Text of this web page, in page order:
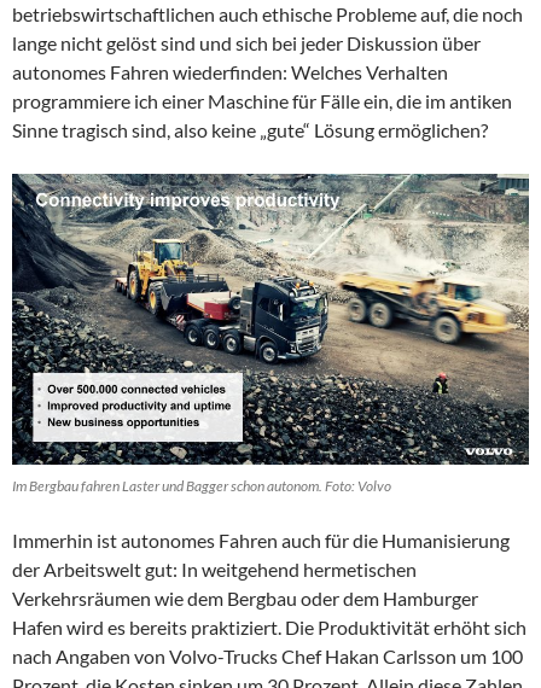
betriebswirtschaftlichen auch ethische Probleme auf, die noch
lange nicht gelöst sind und sich bei jeder Diskussion über
autonomes Fahren wiederfinden: Welches Verhalten
programmiere ich einer Maschine für Fälle ein, die im antiken
Sinne tragisch sind, also keine „gute“ Lösung ermöglichen?
Im Bergbau fahren Laster und Bagger schon autonom. Foto: Volvo
Immerhin ist autonomes Fahren auch für die Humanisierung
der Arbeitswelt gut: In weitgehend hermetischen
Verkehrsräumen wie dem Bergbau oder dem Hamburger
Hafen wird es bereits praktiziert. Die Produktivität erhöht sich
nach Angaben von Volvo-Trucks Chef Hakan Carlsson um 100